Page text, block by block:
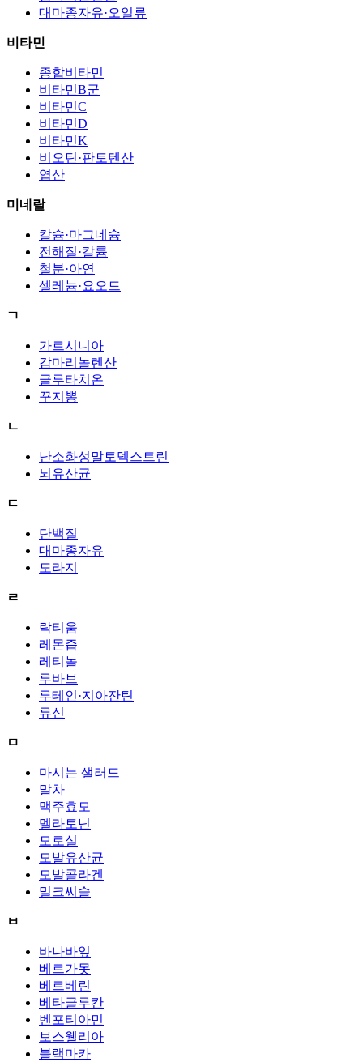
대마종자유·오일류
비타민
종합비타민
비타민B군
비타민C
비타민D
비타민K
비오틴·판토텐산
엽산
미네랄
칼슘·마그네슘
전해질·칼륨
철분·아연
셀레늄·요오드
ㄱ
가르시니아
감마리놀렌산
글루타치온
꾸지뽕
ㄴ
난소화성말토덱스트린
뇌유산균
ㄷ
단백질
대마종자유
도라지
ㄹ
락티움
레몬즙
레티놀
루바브
루테인·지아잔틴
류신
ㅁ
마시는 샐러드
말차
맥주효모
멜라토닌
모로실
모발유산균
모발콜라겐
밀크씨슬
ㅂ
바나바잎
베르가못
베르베린
베타글루칸
벤포티아민
보스웰리아
블랙마카